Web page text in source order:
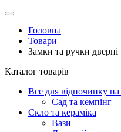
Головна
Товари
Замки та ручки дверні
Каталог товарів
Все для відпочинку на
Сад та кемпінг
Скло та кераміка
Вази